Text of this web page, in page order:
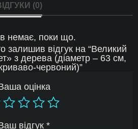
(0)
немає, поки що.
залишив відгук на “Великий
з дерева (діаметр – 63 см,
червоний)”
оцінка
відгук *